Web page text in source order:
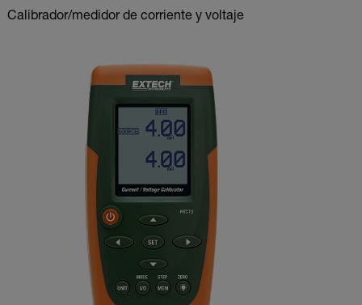
Calibrador/medidor de corriente y voltaje